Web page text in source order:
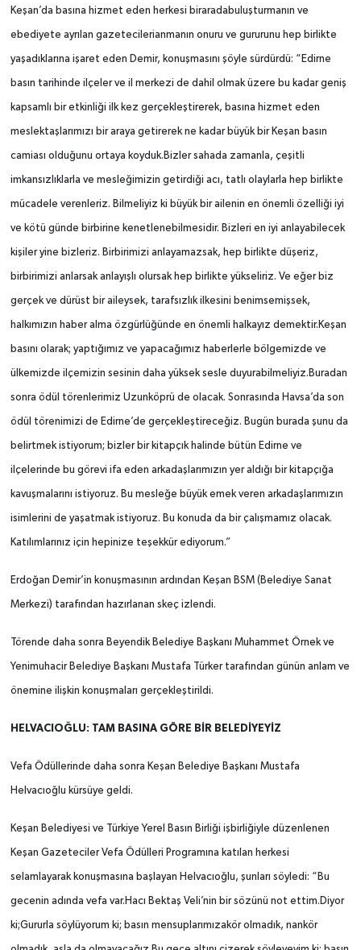
Keşan’da basına hizmet eden herkesi biraradabuluşturmanın ve
ebediyete ayrılan gazetecilerianmanın onuru ve gururunu hep birlikte
yaşadıklarına işaret eden Demir, konuşmasını şöyle sürdürdü: “Edirne
basın tarihinde ilçeler ve il merkezi de dahil olmak üzere bu kadar geniş
kapsamlı bir etkinliği ilk kez gerçekleştirerek, basına hizmet eden
meslektaşlarımızı bir araya getirerek ne kadar büyük bir Keşan basın
camiası olduğunu ortaya koyduk.Bizler sahada zamanla, çeşitli
imkansızlıklarla ve mesleğimizin getirdiği acı, tatlı olaylarla hep birlikte
mücadele verenleriz. Bilmeliyiz ki büyük bir ailenin en önemli özelliği iyi
ve kötü günde birbirine kenetlenebilmesidir. Bizleri en iyi anlayabilecek
kişiler yine bizleriz. Birbirimizi anlayamazsak, hep birlikte düşeriz,
birbirimizi anlarsak anlayışlı olursak hep birlikte yükseliriz. Ve eğer biz
gerçek ve dürüst bir aileysek, tarafsızlık ilkesini benimsemişsek,
halkımızın haber alma özgürlüğünde en önemli halkayız demektir.Keşan
basını olarak; yaptığımız ve yapacağımız haberlerle bölgemizde ve
ülkemizde ilçemizin sesinin daha yüksek sesle duyurabilmeliyiz.Buradan
sonra ödül törenlerimiz Uzunköprü de olacak. Sonrasında Havsa’da son
ödül törenimizi de Edirne’de gerçekleştireceğiz. Bugün burada şunu da
belirtmek istiyorum; bizler bir kitapçık halinde bütün Edirne ve
ilçelerinde bu görevi ifa eden arkadaşlarımızın yer aldığı bir kitapçığa
kavuşmalarını istiyoruz. Bu mesleğe büyük emek veren arkadaşlarımızın
isimlerini de yaşatmak istiyoruz. Bu konuda da bir çalışmamız olacak.
Katılımlarınız için hepinize teşekkür ediyorum.”
Erdoğan Demir’in konuşmasının ardından Keşan BSM (Belediye Sanat
Merkezi) tarafından hazırlanan skeç izlendi.
Törende daha sonra Beyendik Belediye Başkanı Muhammet Örnek ve
Yenimuhacir Belediye Başkanı Mustafa Türker tarafından günün anlam ve
önemine ilişkin konuşmaları gerçekleştirildi.
HELVACIOĞLU: TAM BASINA GÖRE BİR BELEDİYEYİZ
Vefa Ödüllerinde daha sonra Keşan Belediye Başkanı Mustafa
Helvacıoğlu kürsüye geldi.
Keşan Belediyesi ve Türkiye Yerel Basın Birliği işbirliğiyle düzenlenen
Keşan Gazeteciler Vefa Ödülleri Programına katılan herkesi
selamlayarak konuşmasına başlayan Helvacıoğlu, şunları söyledi: “Bu
gecenin adında vefa var.Hacı Bektaş Veli’nin bir sözünü not ettim.Diyor
ki;Gururla söylüyorum ki; basın mensuplarımızakör olmadık, nankör